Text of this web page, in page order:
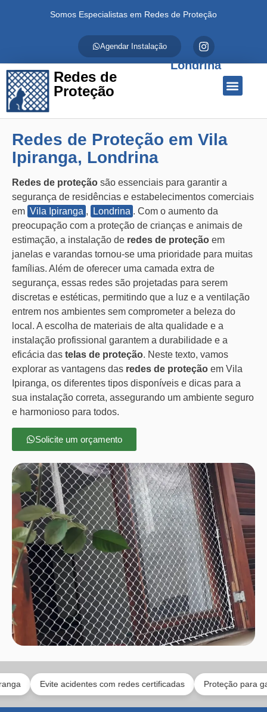
Somos Especialistas em Redes de Proteção
Agendar Instalação
Redes de
Proteção
Londrina
Redes de Proteção em Vila
Ipiranga, Londrina
Redes de proteção são essenciais para garantir a
segurança de residências e estabelecimentos comerciais
em Vila Ipiranga , Londrina . Com o aumento da
preocupação com a proteção de crianças e animais de
estimação, a instalação de redes de proteção em
janelas e varandas tornou-se uma prioridade para muitas
famílias. Além de oferecer uma camada extra de
segurança, essas redes são projetadas para serem
discretas e estéticas, permitindo que a luz e a ventilação
entrem nos ambientes sem comprometer a beleza do
local. A escolha de materiais de alta qualidade e a
instalação profissional garantem a durabilidade e a
eficácia das telas de proteção. Neste texto, vamos
explorar as vantagens das redes de proteção em Vila
Ipiranga, os diferentes tipos disponíveis e dicas para a
sua instalação correta, assegurando um ambiente seguro
e harmonioso para todos.
Solicite um orçamento
Evite acidentes com redes certificadas Proteção para gatos e